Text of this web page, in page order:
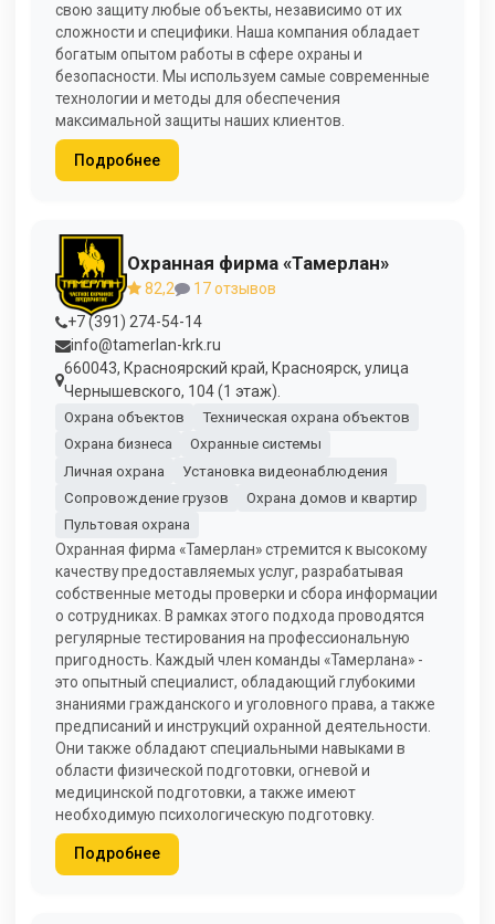
свою защиту любые объекты, независимо от их
сложности и специфики. Наша компания обладает
богатым опытом работы в сфере охраны и
безопасности. Мы используем самые современные
технологии и методы для обеспечения
максимальной защиты наших клиентов.
Подробнее
Охранная фирма «Тамерлан»
82,2
17 отзывов
+7 (391) 274-54-14
info@tamerlan-krk.ru
660043, Красноярский край, Красноярск, улица
Чернышевского, 104 (1 этаж).
Охрана объектов
Техническая охрана объектов
Охрана бизнеса
Охранные системы
Личная охрана
Установка видеонаблюдения
Сопровождение грузов
Охрана домов и квартир
Пультовая охрана
Охранная фирма «Тамерлан» стремится к высокому
качеству предоставляемых услуг, разрабатывая
собственные методы проверки и сбора информации
о сотрудниках. В рамках этого подхода проводятся
регулярные тестирования на профессиональную
пригодность. Каждый член команды «Тамерлана» -
это опытный специалист, обладающий глубокими
знаниями гражданского и уголовного права, а также
предписаний и инструкций охранной деятельности.
Они также обладают специальными навыками в
области физической подготовки, огневой и
медицинской подготовки, а также имеют
необходимую психологическую подготовку.
Подробнее